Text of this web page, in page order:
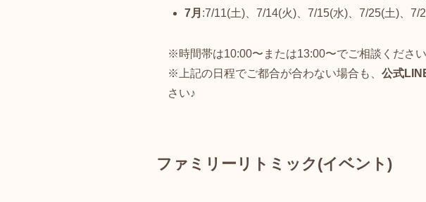
7月 :7/11(土)、7/14(火)、7/15(水)、7/25(土)、7/
※時間帯は10:00〜または13:00〜でご相談ください
※上記の日程でご都合が合わない場合も、 公式
さい♪
ファミリーリトミック(イベント)